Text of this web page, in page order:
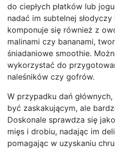
do ciepłych płatków lub
nadać im subtelnej
komponuje się również z
malinami czy bananami,
śniadaniowe smoothie.
wykorzystać do
naleśników czy gofrów.
W przypadku dań
być zaskakującym, ale
Doskonale sprawdza się
mięs i drobiu, nadając im
pomagając w uzyskaniu